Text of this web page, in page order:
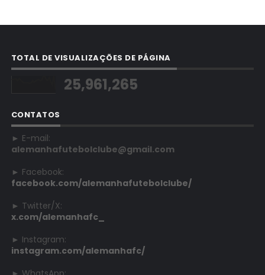
TOTAL DE VISUALIZAÇÕES DE PÁGINA
25,961,265
CONTATOS
► E-mail:
alemanhafutebolclube@gmail.com
► Facebook:
facebook.com/alemanhafutebolclube/
► Twitter/X:
x.com/alemanhafc_
► Instagram:
instagram.com/alemanhafc/